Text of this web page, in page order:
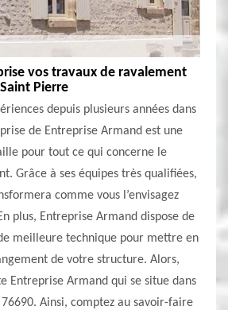
vos travaux de ravalement
Pierre
depuis plusieurs années dans
de Entreprise Armand est une
pour tout ce qui concerne le
Grâce à ses équipes très qualifiées,
comme vous l’envisagez
plus, Entreprise Armand dispose de
meilleure technique pour mettre en
de votre structure. Alors,
Entreprise Armand qui se situe dans
76690. Ainsi, comptez au savoir-faire